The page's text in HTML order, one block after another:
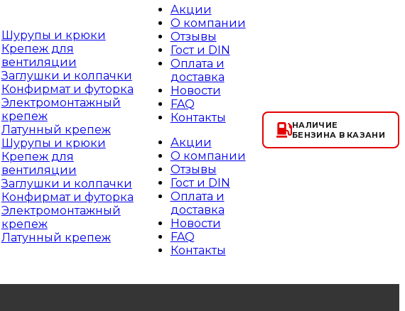
Шурупы и крюки
Крепеж для
вентиляции
Заглушки и колпачки
Конфирмат и футорка
Электромонтажный
крепеж
Латунный крепеж
Шурупы и крюки
Крепеж для
вентиляции
Заглушки и колпачки
Конфирмат и футорка
Электромонтажный
крепеж
Латунный крепеж
Акции
О компании
Отзывы
Гост и DIN
Оплата и
доставка
Новости
FAQ
Контакты
Акции
О компании
Отзывы
Гост и DIN
Оплата и
доставка
Новости
FAQ
Контакты
НАЛИЧИЕ
БЕНЗИНА В КАЗАНИ